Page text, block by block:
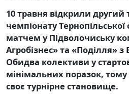
10 травня відкрили другий
чемпіонату Тернопільської
матчем у Підволочиську
Агробізнес» та «Поділля»
Обидва колективи у
мінімальних поразок,
своє турнірне становище.